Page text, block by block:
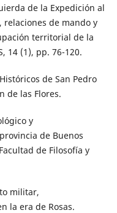
de la Expedición al
relaciones de mando y
territorial de la
14 (1), pp. 76-120.
de San Pedro
de las Flores.
y
de Buenos
de Filosofía y
militar,
la era de Rosas.